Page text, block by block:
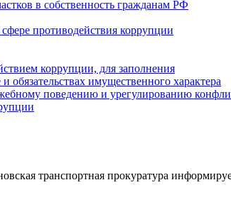
в собственность гражданам РФ
противодействия коррупции
коррупции, для заполнения
обязательствах имущественного характера
поведению и урегулированию
транспортная прокуратура